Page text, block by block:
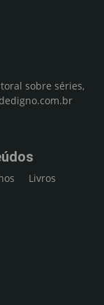
sobre séries,
Livros